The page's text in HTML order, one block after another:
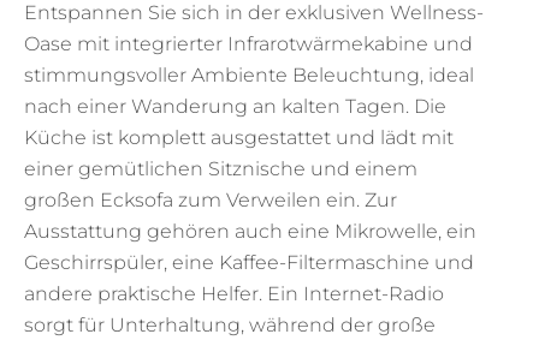
Entspannen Sie sich in der exklusiven Wellness-
Oase mit integrierter Infrarotwärmekabine und
stimmungsvoller Ambiente Beleuchtung, ideal
nach einer Wanderung an kalten Tagen. Die
Küche ist komplett ausgestattet und lädt mit
einer gemütlichen Sitznische und einem
großen Ecksofa zum Verweilen ein. Zur
Ausstattung gehören auch eine Mikrowelle, ein
Geschirrspüler, eine Kaffee-Filtermaschine und
andere praktische Helfer. Ein Internet-Radio
sorgt für Unterhaltung, während der große